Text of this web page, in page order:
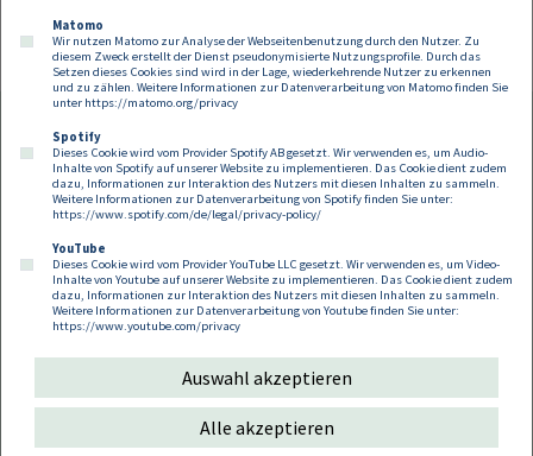
Footer
Kontakt Datenschutz
Impressum
Compliance
Cookies
Matomo
Wir nutzen Matomo zur Analyse der Webseitenbenutzung durch den Nutzer. Zu
diesem Zweck erstellt der Dienst pseudonymisierte Nutzungsprofile. Durch das
Setzen dieses Cookies sind wird in der Lage, wiederkehrende Nutzer zu erkennen
und zu zählen. Weitere Informationen zur Datenverarbeitung von Matomo finden Sie
unter https://matomo.org/privacy
Spotify
Dieses Cookie wird vom Provider Spotify AB gesetzt. Wir verwenden es, um Audio-
Inhalte von Spotify auf unserer Website zu implementieren. Das Cookie dient zudem
dazu, Informationen zur Interaktion des Nutzers mit diesen Inhalten zu sammeln.
Weitere Informationen zur Datenverarbeitung von Spotify finden Sie unter:
https://www.spotify.com/de/legal/privacy-policy/
YouTube
Dieses Cookie wird vom Provider YouTube LLC gesetzt. Wir verwenden es, um Video-
Inhalte von Youtube auf unserer Website zu implementieren. Das Cookie dient zudem
dazu, Informationen zur Interaktion des Nutzers mit diesen Inhalten zu sammeln.
Weitere Informationen zur Datenverarbeitung von Youtube finden Sie unter:
https://www.youtube.com/privacy
Auswahl akzeptieren
Alle akzeptieren
Follow us on:
Copyright 2026